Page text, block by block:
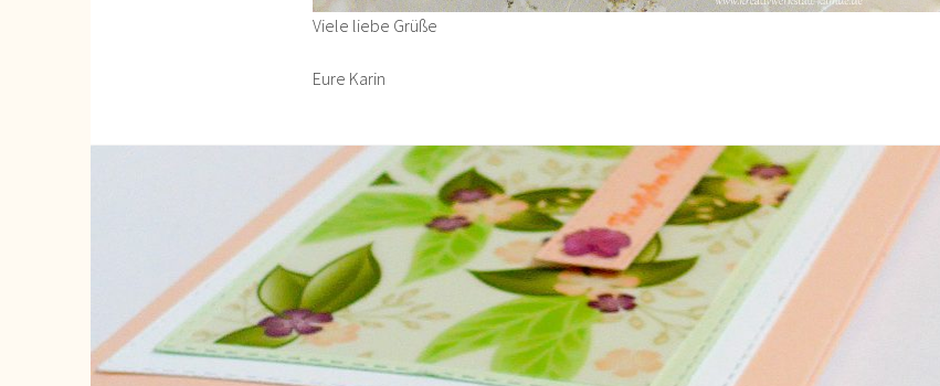
Viele liebe Grüße
Eure Karin